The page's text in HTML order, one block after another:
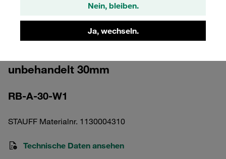
Nein, bleiben.
Ja, wechseln.
Bitte beachten Sie: Das Bild dient nur zur Veranschaulichung und kann vom
unbehandelt 30mm
RB-A-30-W1
STAUFF Materialnr. 1130004310
Technische Daten ansehen